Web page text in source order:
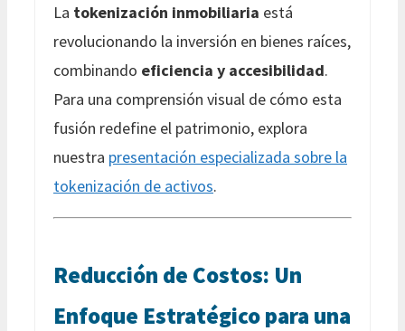
La tokenización inmobiliaria está
revolucionando la inversión en bienes raíces,
combinando eficiencia y accesibilidad.
Para una comprensión visual de cómo esta
fusión redefine el patrimonio, explora
nuestra presentación especializada sobre la
tokenización de activos.
Reducción de Costos: Un
Enfoque Estratégico para una